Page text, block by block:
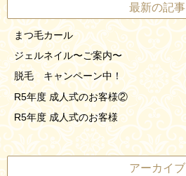
最新の記事
まつ毛カール
ジェルネイル〜ご案内〜
脱毛 キャンペーン中！
R5年度 成人式のお客様②
R5年度 成人式のお客様
アーカイブ